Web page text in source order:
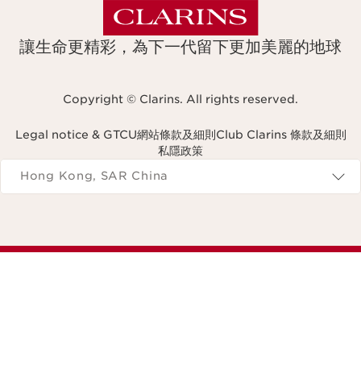
讓生命更精彩，為下一代留下更加美麗的地球
Copyright © Clarins. All rights reserved.
Legal notice & GTCU網站條款及細則 Club Clarins 條款及細則
私隱政策
Navigates to
Hong Kong, SAR China